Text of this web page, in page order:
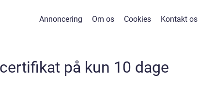
Annoncering Om os Cookies Kontakt os
på kun 10 dage